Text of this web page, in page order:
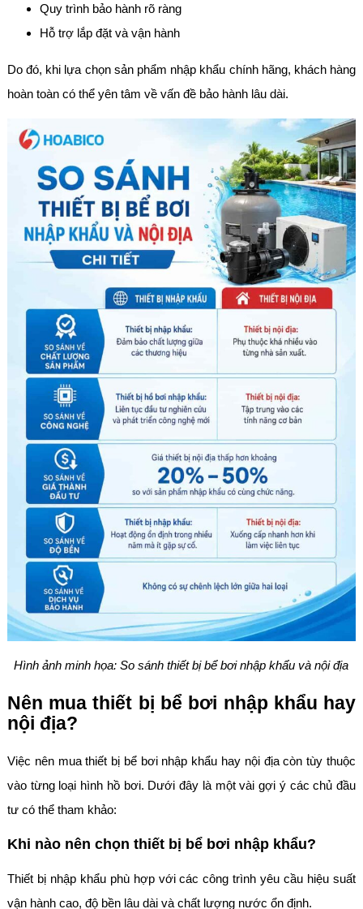
Quy trình bảo hành rõ ràng
Hỗ trợ lắp đặt và vận hành
Do đó, khi lựa chọn sản phẩm nhập khẩu chính hãng, khách hàng
hoàn toàn có thể yên tâm về vấn đề bảo hành lâu dài.
Hình ảnh minh họa: So sánh thiết bị bể bơi nhập khẩu và nội địa
Nên mua thiết bị bể bơi nhập khẩu hay
nội địa?
Việc nên mua thiết bị bể bơi nhập khẩu hay nội địa còn tùy thuộc
vào từng loại hình hồ bơi. Dưới đây là một vài gợi ý các chủ đầu
tư có thể tham khảo:
Khi nào nên chọn thiết bị bể bơi nhập khẩu?
Thiết bị nhập khẩu phù hợp với các công trình yêu cầu hiệu suất
vận hành cao, độ bền lâu dài và chất lượng nước ổn định.